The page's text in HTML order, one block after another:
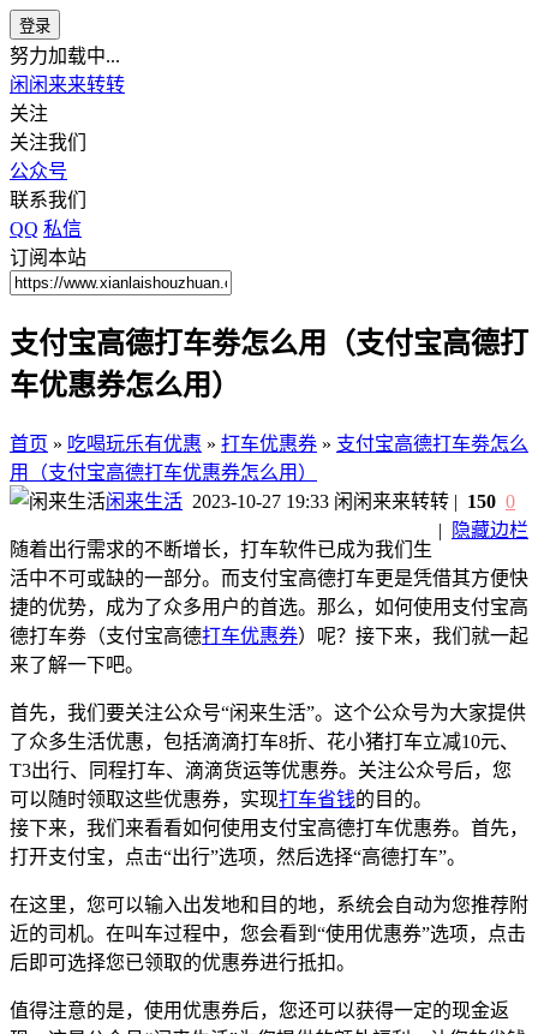
登录
努力加载中...
闲闲来来转转
关注
关注我们
公众号
联系我们
QQ 私信
订阅本站
支付宝高德打车劵怎么用（支付宝高德打
车优惠券怎么用）
首页 » 吃喝玩乐有优惠 » 打车优惠券 » 支付宝高德打车劵怎么
用（支付宝高德打车优惠券怎么用）
闲来生活 2023-10-27 19:33 闲闲来来转转
|
隐藏边栏
| 150 0
随着出行需求的不断增长，打车软件已成为我们生
活中不可或缺的一部分。而支付宝高德打车更是凭借其方便快
捷的优势，成为了众多用户的首选。那么，如何使用支付宝高
德打车劵（支付宝高德打车优惠券）呢？接下来，我们就一起
来了解一下吧。
首先，我们要关注公众号“闲来生活”。这个公众号为大家提供
了众多生活优惠，包括滴滴打车8折、花小猪打车立减10元、
T3出行、同程打车、滴滴货运等优惠券。关注公众号后，您
可以随时领取这些优惠券，实现打车省钱的目的。
接下来，我们来看看如何使用支付宝高德打车优惠券。首先，
打开支付宝，点击“出行”选项，然后选择“高德打车”。
在这里，您可以输入出发地和目的地，系统会自动为您推荐附
近的司机。在叫车过程中，您会看到“使用优惠券”选项，点击
后即可选择您已领取的优惠券进行抵扣。
值得注意的是，使用优惠券后，您还可以获得一定的现金返